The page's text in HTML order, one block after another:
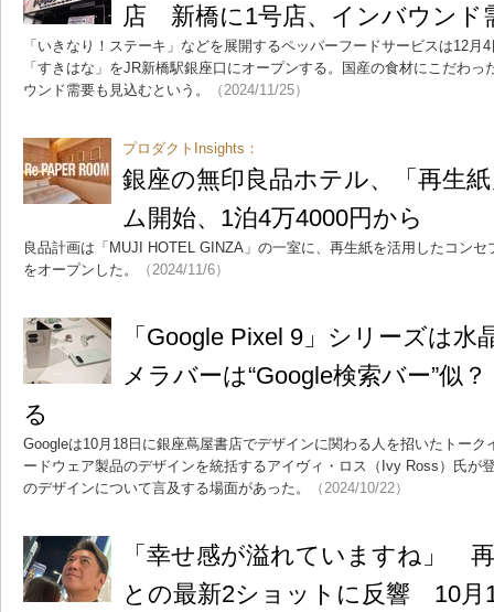
店 新橋に1号店、インバウンド
「いきなり！ステーキ」などを展開するペッパーフードサービスは12月
「すきはな」をJR新橋駅銀座口にオープンする。国産の食材にこだわ
ウンド需要も見込むという。
（2024/11/25）
プロダクトInsights：
銀座の無印良品ホテル、「再生
ム開始、1泊4万4000円から
良品計画は「MUJI HOTEL GINZA」の一室に、再生紙を活用したコン
をオープンした。
（2024/11/6）
「Google Pixel 9」シリーズは
メラバーは“Google検索バー”似
る
Googleは10月18日に銀座蔦屋書店でデザインに関わる人を招いたトーク
ードウェア製品のデザインを統括するアイヴィ・ロス（Ivy Ross）氏が
のデザインについて言及する場面があった。
（2024/10/22）
「幸せ感が溢れていますね」
との最新2ショットに反響 10月